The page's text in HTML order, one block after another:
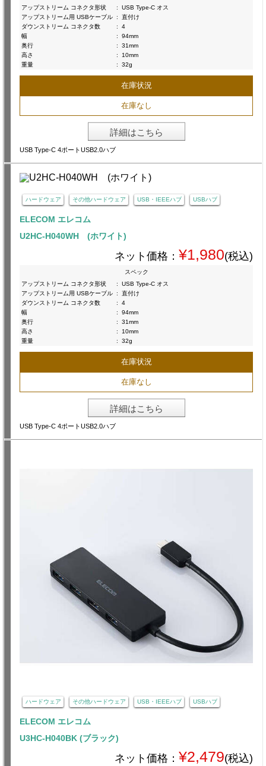
アップストリーム コネクタ形状 :
USB Type-C オス
アップストリーム用 USBケーブル :
直付け
ダウンストリーム コネクタ数
:
4
幅
:
94mm
奥行
:
31mm
高さ
:
10mm
重量
: 32g
在庫状況
在庫なし
詳細はこちら
USB Type-C 4ポートUSB2.0ハブ
ハードウェア その他ハードウェア USB・IEEEハブ USBハブ
ELECOM エレコム
U2HC-H040WH (ホワイト)
ネット価格： ¥1,980(税込)
スペック
アップストリーム コネクタ形状
:
USB Type-C オス
アップストリーム用 USBケーブル :
直付け
ダウンストリーム コネクタ数
:
4
幅
:
94mm
奥行
:
31mm
高さ
:
10mm
重量
: 32g
在庫状況
在庫なし
詳細はこちら
USB Type-C 4ポートUSB2.0ハブ
ハードウェア その他ハードウェア USB・IEEEハブ USBハブ
ELECOM エレコム
U3HC-H040BK (ブラック)
ネット価格： ¥2,479(税込)